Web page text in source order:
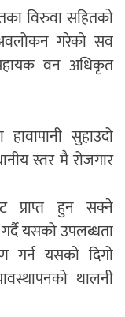
विरुवा सहितको
गरेको सव
वन अधिकृत
सुहाउदो
स्तर मै रोजगार
प्राप्त हुन सक्ने
यसको उपलब्धता
गर्न यसको दिगो
थालनी